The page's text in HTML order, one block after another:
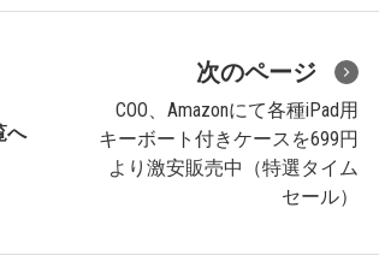
へ
次のページ
COO、Amazonにて各種iPad用
キーボート付きケースを699円
より激安販売中（特選タイム
セール）